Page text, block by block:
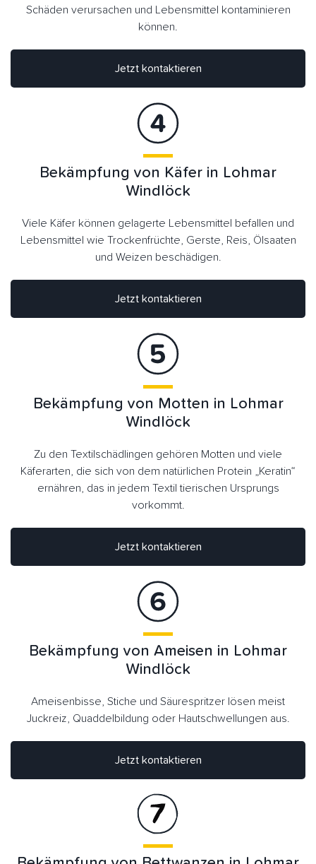
Schäden verursachen und Lebensmittel kontaminieren
können.
Jetzt kontaktieren
Jetzt kontaktieren
Bekämpfung von Käfer in Lohmar
Windlöck
Viele Käfer können gelagerte Lebensmittel befallen und
Lebensmittel wie Trockenfrüchte, Gerste, Reis, Ölsaaten
und Weizen beschädigen.
Bekämpfung von Motten in Lohmar
Windlöck
Zu den Textilschädlingen gehören Motten und viele
Käferarten, die sich von dem natürlichen Protein „Keratin“
ernähren, das in jedem Textil tierischen Ursprungs
vorkommt.
Jetzt kontaktieren
Jetzt kontaktieren
Bekämpfung von Ameisen in Lohmar
Windlöck
Ameisenbisse, Stiche und Säurespritzer lösen meist
Juckreiz, Quaddelbildung oder Hautschwellungen aus.